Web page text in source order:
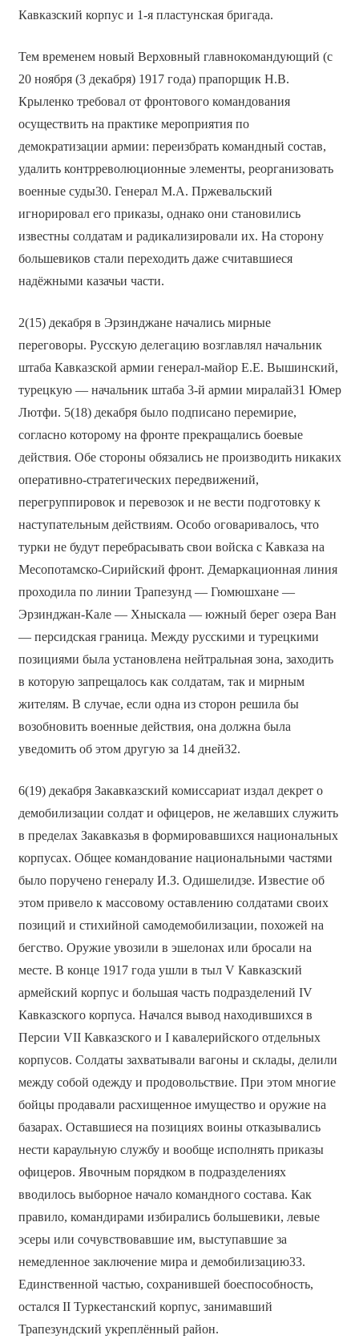
Кавказский корпус и 1-я пластунская бригада.
Тем временем новый Верховный главнокомандующий (с
20 ноября (3 декабря) 1917 года) прапорщик Н.В.
Крыленко требовал от фронтового командования
осуществить на практике мероприятия по
демократизации армии: переизбрать командный состав,
удалить контрреволюционные элементы, реорганизовать
военные суды30. Генерал М.А. Пржевальский
игнорировал его приказы, однако они становились
известны солдатам и радикализировали их. На сторону
большевиков стали переходить даже считавшиеся
надёжными казачьи части.
2(15) декабря в Эрзинджане начались мирные
переговоры. Русскую делегацию возглавлял начальник
штаба Кавказской армии генерал-майор Е.Е. Вышинский,
турецкую — начальник штаба 3-й армии миралай31 Юмер
Лютфи. 5(18) декабря было подписано перемирие,
согласно которому на фронте прекращались боевые
действия. Обе стороны обязались не производить никаких
оперативно-стратегических передвижений,
перегруппировок и перевозок и не вести подготовку к
наступательным действиям. Особо оговаривалось, что
турки не будут перебрасывать свои войска с Кавказа на
Месопотамско-Сирийский фронт. Демаркационная линия
проходила по линии Трапезунд — Гюмюшхане —
Эрзинджан-Кале — Хныскала — южный берег озера Ван
— персидская граница. Между русскими и турецкими
позициями была установлена нейтральная зона, заходить
в которую запрещалось как солдатам, так и мирным
жителям. В случае, если одна из сторон решила бы
возобновить военные действия, она должна была
уведомить об этом другую за 14 дней32.
6(19) декабря Закавказский комиссариат издал декрет о
демобилизации солдат и офицеров, не желавших служить
в пределах Закавказья в формировавшихся национальных
корпусах. Общее командование национальными частями
было поручено генералу И.З. Одишелидзе. Известие об
этом привело к массовому оставлению солдатами своих
позиций и стихийной самодемобилизации, похожей на
бегство. Оружие увозили в эшелонах или бросали на
месте. В конце 1917 года ушли в тыл V Кавказский
армейский корпус и большая часть подразделений IV
Кавказского корпуса. Начался вывод находившихся в
Персии VII Кавказского и I кавалерийского отдельных
корпусов. Солдаты захватывали вагоны и склады, делили
между собой одежду и продовольствие. При этом многие
бойцы продавали расхищенное имущество и оружие на
базарах. Оставшиеся на позициях воины отказывались
нести караульную службу и вообще исполнять приказы
офицеров. Явочным порядком в подразделениях
вводилось выборное начало командного состава. Как
правило, командирами избирались большевики, левые
эсеры или сочувствовавшие им, выступавшие за
немедленное заключение мира и демобилизацию33.
Единственной частью, сохранившей боеспособность,
остался II Туркестанский корпус, занимавший
Трапезундский укреплённый район.